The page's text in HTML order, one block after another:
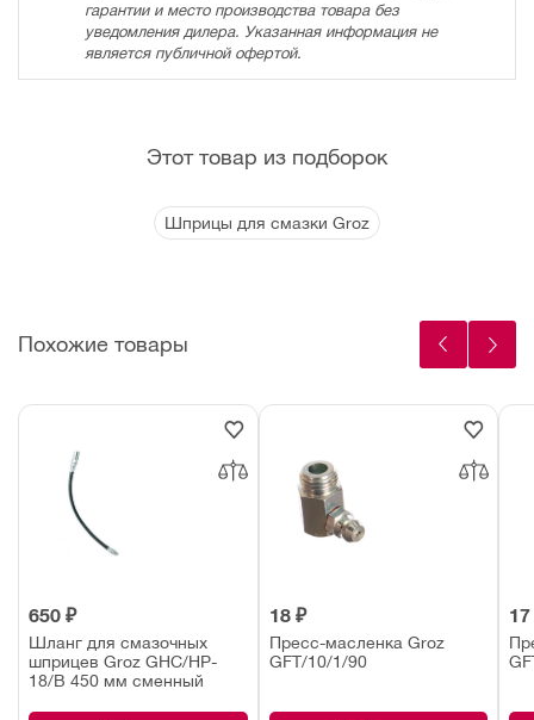
гарантии и место производства товара без
уведомления дилера. Указанная информация не
является публичной офертой.
Этот товар из подборок
Шприцы для смазки Groz
Похожие товары
650 ₽
Шланг для смазочных
шприцев Groz GHC/HP-
18/B 450 мм сменный
18 ₽
Пресс-масленка Groz
GFT/10/1/90
17